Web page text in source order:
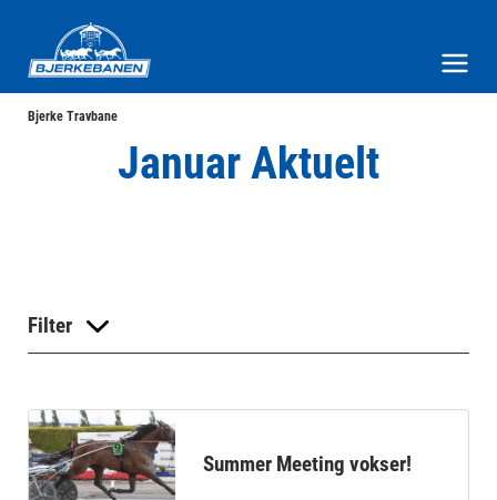
Bjerke Travbane
Januar Aktuelt
Filter
Summer Meeting vokser!